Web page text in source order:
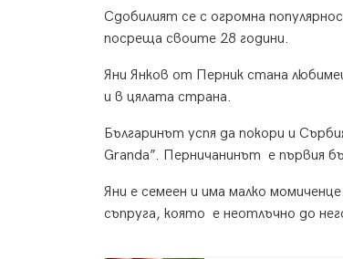
Сдобилият се с огромна
посреща своите 28 години.
Яни Янков от Перник стана
и в цялата страна.
Българинът успя да покори и
Granda”. Перничанинът е първия
Яни е семеен и има малко
съпруга, която е неотлъчно до